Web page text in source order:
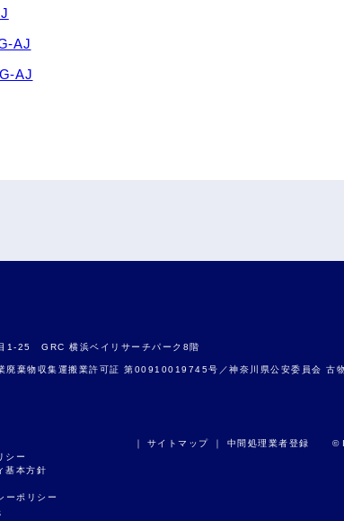
AJ
AJ
1-25 GRC 横浜ベイリサーチパーク8階
棄物収集運搬業許可証 第00910019745号／神奈川県公安委員会 古
シー ｜
シー
基本方針
ーポリシー
サイトマップ ｜ 中間処理業者登録 ©